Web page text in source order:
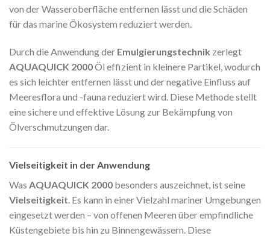
von der Wasseroberfläche entfernen lässt und die Schäden
für das marine Ökosystem reduziert werden.
Durch die Anwendung der Emulgierungstechnik zerlegt
AQUAQUICK 2000Öl effizient in kleinere Partikel, wodurch
es sich leichter entfernen lässt und der negative Einfluss auf
Meeresflora und -fauna reduziert wird. Diese Methode stellt
eine sichere und effektive Lösung zur Bekämpfung von
Ölverschmutzungen dar.
Vielseitigkeit in der Anwendung
Was AQUAQUICK 2000 besonders auszeichnet, ist seine
Vielseitigkeit. Es kann in einer Vielzahl mariner Umgebungen
eingesetzt werden – von offenen Meeren über empfindliche
Küstengebiete bis hin zu Binnengewässern. Diese